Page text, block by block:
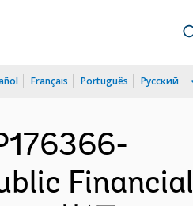
Français Português Русский
Financial